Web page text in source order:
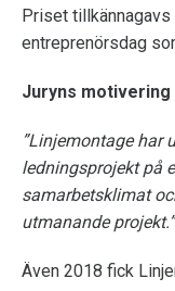
Priset
entreprenörsdag
Juryns motivering
”Linjemontage har
ledningsprojekt på
samarbetsklimat
utmanande projekt.”
Även 2018 fick